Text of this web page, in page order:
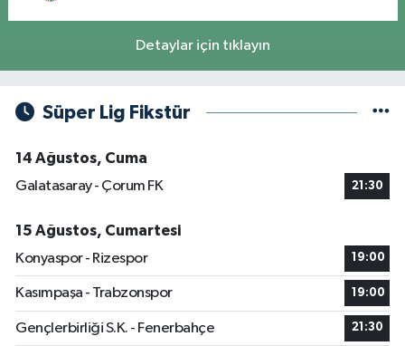
Detaylar için tıklayın
Süper Lig Fikstür
14 Ağustos, Cuma
Galatasaray - Çorum FK
21:30
15 Ağustos, Cumartesi
Konyaspor - Rizespor
19:00
Kasımpaşa - Trabzonspor 19:00
Gençlerbirliği S.K. - Fenerbahçe 21:30